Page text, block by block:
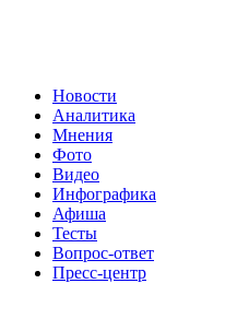
Новости
Аналитика
Мнения
Фото
Видео
Инфографика
Афиша
Тесты
Вопрос-ответ
Пресс-центр